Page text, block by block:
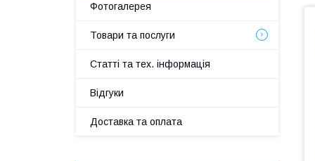
Фотогалерея
Товари та послуги
Статті та тех. інформація
Відгуки
Доставка та оплата